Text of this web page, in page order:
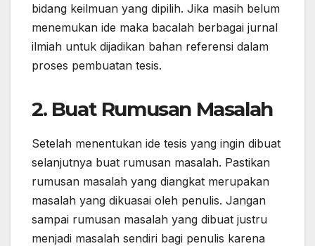
bidang keilmuan yang dipilih. Jika masih belum
menemukan ide maka bacalah berbagai jurnal
ilmiah untuk dijadikan bahan referensi dalam
proses pembuatan tesis.
2. Buat Rumusan Masalah
Setelah menentukan ide tesis yang ingin dibuat
selanjutnya buat rumusan masalah. Pastikan
rumusan masalah yang diangkat merupakan
masalah yang dikuasai oleh penulis. Jangan
sampai rumusan masalah yang dibuat justru
menjadi masalah sendiri bagi penulis karena